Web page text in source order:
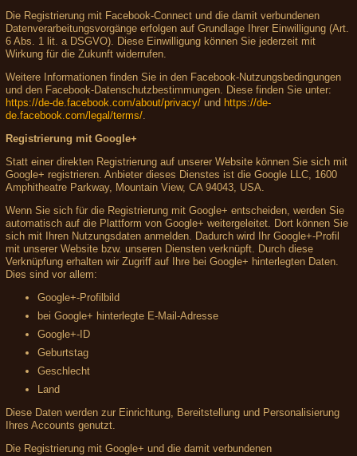
Die Registrierung mit Facebook-Connect und die damit verbundenen
Datenverarbeitungsvorgänge erfolgen auf Grundlage Ihrer Einwilligung (Art.
6 Abs. 1 lit. a DSGVO). Diese Einwilligung können Sie jederzeit mit
Wirkung für die Zukunft widerrufen.
Weitere Informationen finden Sie in den Facebook-Nutzungsbedingungen
und den Facebook-Datenschutzbestimmungen. Diese finden Sie unter:
https://de-de.facebook.com/about/privacy/ und https://de-
de.facebook.com/legal/terms/.
Registrierung mit Google+
Statt einer direkten Registrierung auf unserer Website können Sie sich mit
Google+ registrieren. Anbieter dieses Dienstes ist die Google LLC, 1600
Amphitheatre Parkway, Mountain View, CA 94043, USA.
Wenn Sie sich für die Registrierung mit Google+ entscheiden, werden Sie
automatisch auf die Plattform von Google+ weitergeleitet. Dort können Sie
sich mit Ihren Nutzungsdaten anmelden. Dadurch wird Ihr Google+-Profil
mit unserer Website bzw. unseren Diensten verknüpft. Durch diese
Verknüpfung erhalten wir Zugriff auf Ihre bei Google+ hinterlegten Daten.
Dies sind vor allem:
Google+-Profilbild
bei Google+ hinterlegte E-Mail-Adresse
Google+-ID
Geburtstag
Geschlecht
Land
Diese Daten werden zur Einrichtung, Bereitstellung und Personalisierung
Ihres Accounts genutzt.
Die Registrierung mit Google+ und die damit verbundenen